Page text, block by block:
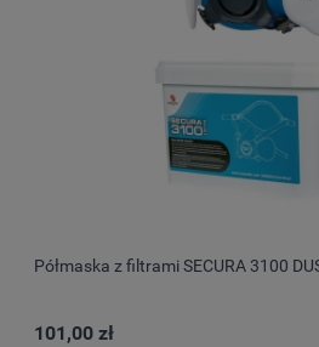
Półmaska z filtrami SECURA 3100
101,00 zł